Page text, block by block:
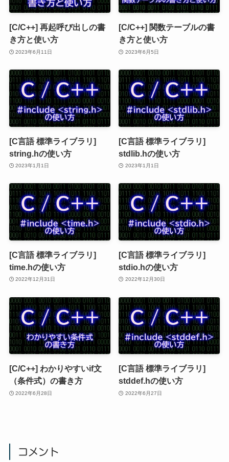
[C/C++] 再起呼び出しの書
き方と使い方
2023年6月11日
[C/C++] 関数テーブルの書
き方と使い方
2023年6月5日
[C言語 標準ライブラリ]
string.hの使い方
2023年1月1日
[C言語 標準ライブラリ]
stdlib.hの使い方
2023年1月1日
[C言語 標準ライブラリ]
time.hの使い方
2022年12月31日
[C言語 標準ライブラリ]
stdio.hの使い方
2022年12月30日
[C/C++] わかりやすいif文
（条件式）の書き方
2022年6月28日
[C言語 標準ライブラリ]
stddef.hの使い方
2022年6月27日
コメント